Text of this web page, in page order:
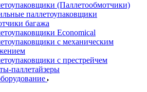
(Паллетообмотчики)
паллетоупаковщики
багажа
Economical
с механическим
с престрейчем
паллетайзеры